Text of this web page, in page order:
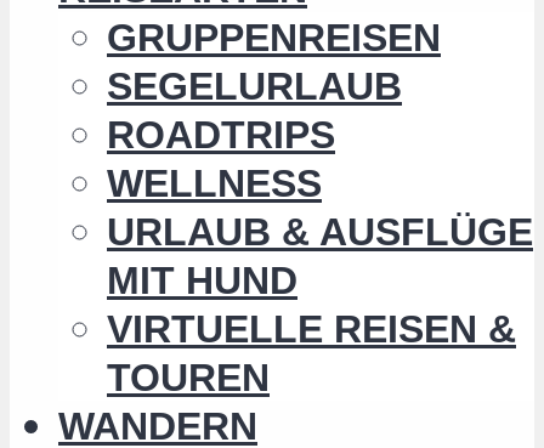
GRUPPENREISEN
SEGELURLAUB
ROADTRIPS
WELLNESS
URLAUB & AUSFLÜGE
MIT HUND
VIRTUELLE REISEN &
TOUREN
WANDERN